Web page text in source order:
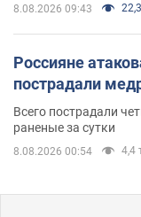
8.08.2026 09:43
Россияне
пострадали
Всего пострадали
раненые за сутки
8.08.2026 00:54 4,4